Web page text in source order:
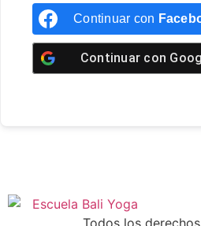
Continuar con
Continuar con
Todos los